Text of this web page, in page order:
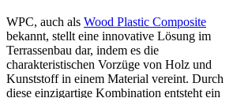
WPC, auch als Wood Plastic Composite
bekannt, stellt eine innovative Lösung im
Terrassenbau dar, indem es die
charakteristischen Vorzüge von Holz und
Kunststoff in einem Material vereint. Durch
diese einzigartige Kombination entsteht ein